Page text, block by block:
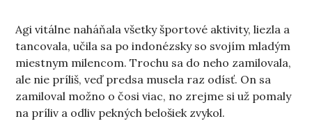
Agi vitálne naháňala všetky športové aktivity, liezla a
tancovala, učila sa po indonézsky so svojím mladým
miestnym milencom. Trochu sa do neho zamilovala,
ale nie príliš, veď predsa musela raz odísť. On sa
zamiloval možno o čosi viac, no zrejme si už pomaly
na príliv a odliv pekných belošiek zvykol.